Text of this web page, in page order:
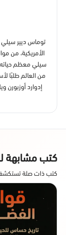
توماس ديير سيلي
سيلي معظم
من العالم طلبًا
إدوارد أوزبورن
كتب مشابهة
كتب ذات صلة